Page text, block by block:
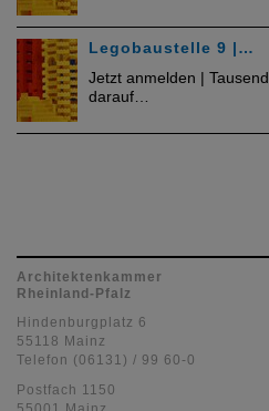
Legobaustelle 9 |…
Jetzt anmelden |
darauf…
Architektenkammer
Rheinland-Pfalz
Hindenburgplatz 6
55118 Mainz
Telefon (06131) / 99 60-0
Postfach 1150